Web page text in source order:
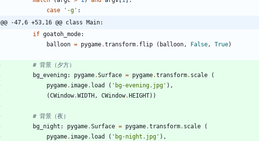
case
' -g ' :
@@ -47,6 +53,16 @@ class Main:
if goatoh_mode:
balloon = pygame.transform. flip ( balloon, False, True)
# 背景（夕方）
bg_evening: pygame.Surface = pygame.transform. scale
(
pygame. image. load ( ' bg-evening.jpg ' ) ,
(CWindow.WIDTH , CWindow. HEIGHT) )
# 背景（夜）
bg_night : pygame.Surface = pygame.transform. scale
(
pygame. image. load ( ' bg-night.jpg ' ) ,